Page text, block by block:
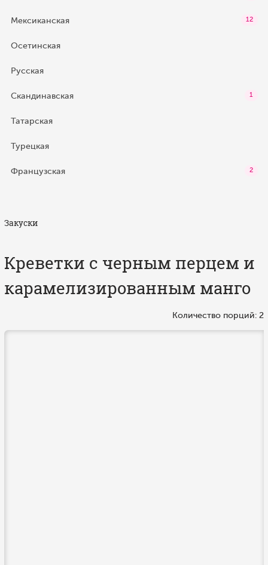
Мексиканская 12
Осетинская
Русская
Скандинавская 1
Татарская
Турецкая
Французская 2
Закуски
Креветки с черным перцем и
карамелизированным манго
Количество порций: 2